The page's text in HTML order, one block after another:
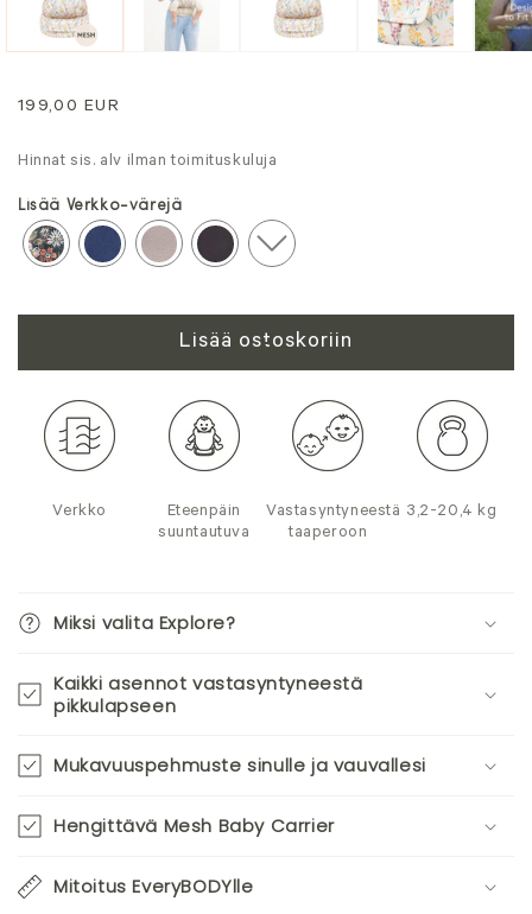
Normaali
199,00 EUR
Hinnat sis. alv ilman toimituskuluja
Lisää Verkko-värejä
Lisää ostoskoriin
Verkko
Eteenpäin
suuntautuva
Vastasyntyneestä
taaperoon
3,2-20,4 kg
Miksi valita Explore?
Kaikki asennot vastasyntyneestä
pikkulapseen
Mukavuuspehmuste sinulle ja vauvallesi
Hengittävä Mesh Baby Carrier
Mitoitus EveryBODYlle